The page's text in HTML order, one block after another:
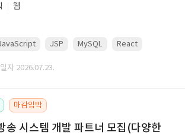
웹
JSP MySQL React
자 2026.07.23.
마감임박
송 시스템 개발 파트너 모집(다양한